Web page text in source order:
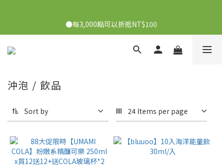
👉點我了解
●每3,000點可以折抵NT$100
●7/2-7/30下單美膚娜娜&曦之麗，滿1,000元抽PDRN精華組！
沖泡 / 飲品
Sort by 24 Items per page